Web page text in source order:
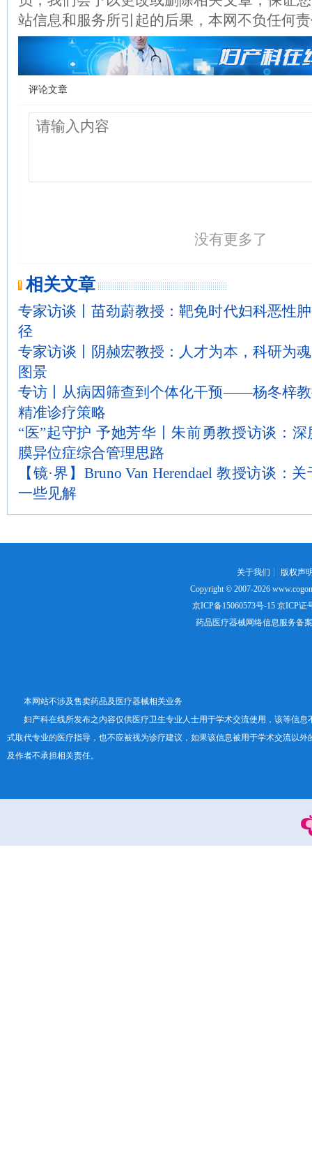
站信息和服务所引起的后果，本网不负任何
评论文章
没有更多了
相关文章
专家访谈丨苗劲蔚教授：靶免时代妇科恶性
径
专家访谈丨阴赪宏教授：人才为本，科研为
图景
专访丨从病因筛查到个体化干预——杨冬梓
精准诊疗策略
“医”起守护 予她芳华丨朱前勇教授访谈：
膜异位症综合管理思路
【镜·界】Bruno Van Herendael 教授访谈：
一些见解
关于我们 ┊ 版权声
Copyright © 2007-2026
京ICP备15060573号-15京ICP证
药品医疗器械网络信息服务备
本网站不涉及售卖药品及医疗器械相关业务
妇产科在线所发布之内容仅供医疗卫生专业人士用于学术交流使用，该等信息
式取代专业的医疗指导，也不应被视为诊疗建议，如果该信息被用于学术交流以外
及作者不承担相关责任。